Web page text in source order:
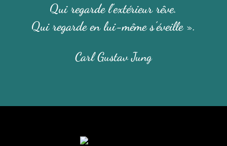
Qui regarde l’extérieur rêve.
Qui regarde en lui-même s’éveille ».
Carl Gustav Jung